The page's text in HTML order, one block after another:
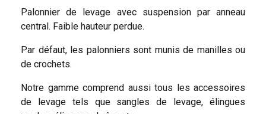
Palonnier de levage avec suspension par anneau
central. Faible hauteur perdue.
Par défaut, les palonniers sont munis de manilles ou
de crochets.
Notre gamme comprend aussi tous les accessoires
de levage tels que sangles de levage, élingues
Contactez nos équipes en remplissant